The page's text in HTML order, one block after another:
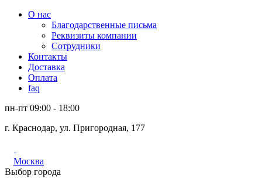
О нас
Благодарственные письма
Реквизиты компании
Сотрудники
Контакты
Доставка
Оплата
faq
пн-пт 09:00 - 18:00
г. Краснодар, ул. Пригородная, 177
Москва
Выбор города